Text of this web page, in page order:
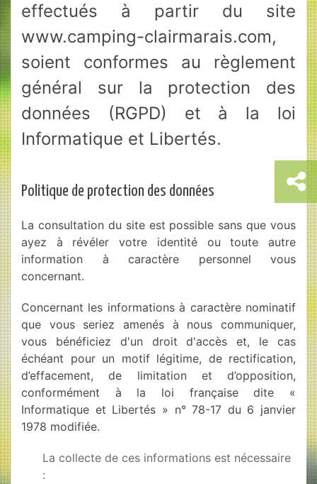
effectués à partir du site
www.camping-clairmarais.com,
soient conformes au règlement
général sur la protection des
données (RGPD) et à la loi
Informatique et Libertés.
Politique de protection des données
La consultation du site est possible sans que vous
ayez à révéler votre identité ou toute autre
information à caractère personnel vous
concernant.
Concernant les informations à caractère nominatif
que vous seriez amenés à nous communiquer,
vous bénéficiez d'un droit d'accès et, le cas
échéant pour un motif légitime, de rectification,
d’effacement, de limitation et d’opposition,
conformément à la loi française dite «
Informatique et Libertés » n° 78-17 du 6 janvier
1978 modifiée.
La collecte de ces informations est nécessaire
: